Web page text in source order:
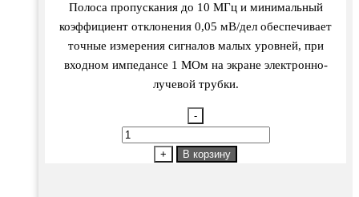
Полоса пропускания до 10 МГц и минимальный
коэффициент отклонения 0,05 мВ/дел обеспечивает
точные измерения сигналов малых уровней, при
входном импедансе 1 MОм на экране электронно-
лучевой трубки.
-
Количество
+ В корзину